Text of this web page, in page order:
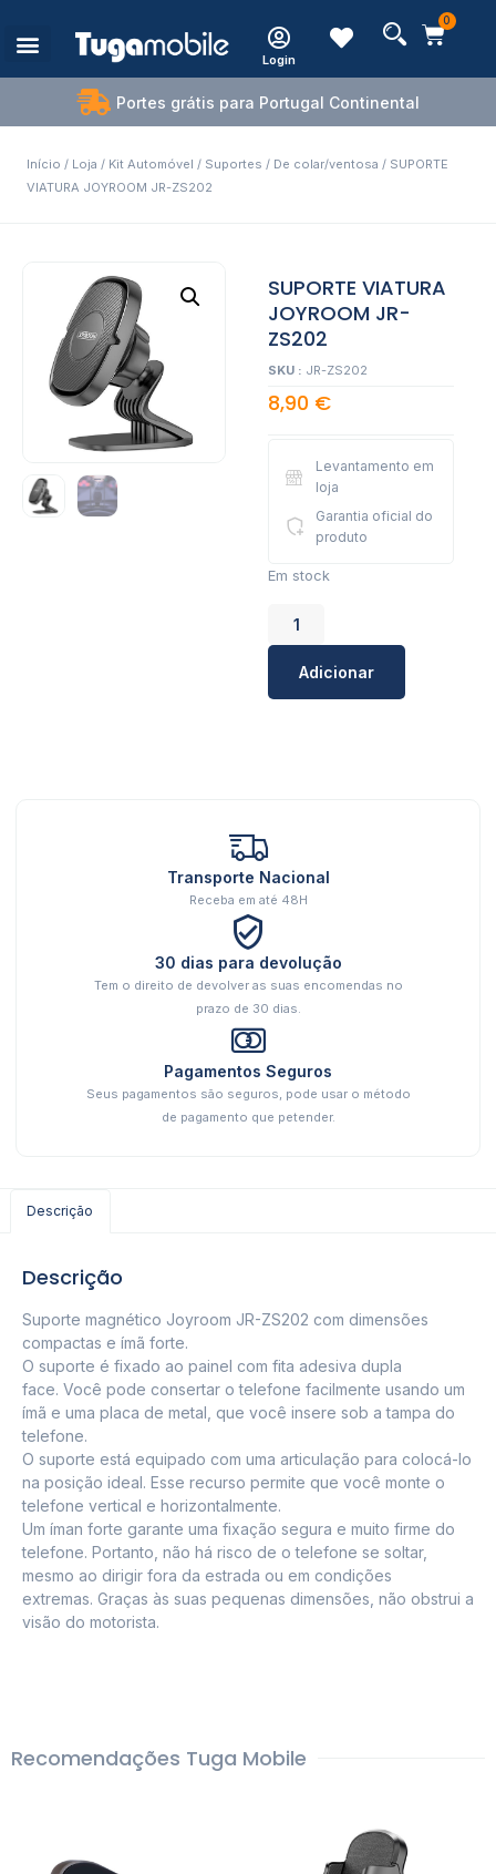
Login
0
Portes grátis para Portugal Continental
Início / Loja / Kit Automóvel / Suportes / De colar/ventosa / SUPORTE
VIATURA JOYROOM JR-ZS202
SUPORTE VIATURA
JOYROOM JR-
ZS202
SKU : JR-ZS202
8,90 €
Levantamento em
loja
Garantia oficial do
produto
Em stock
Adicionar
Transporte Nacional
Receba em até 48H
30 dias para devolução
Tem o direito de devolver as suas encomendas no
prazo de 30 dias.
Pagamentos Seguros
Seus pagamentos são seguros, pode usar o método
de pagamento que petender.
Descrição
Descrição
Suporte magnético Joyroom JR-ZS202 com dimensões
compactas e ímã forte.
O suporte é fixado ao painel com fita adesiva dupla
face. Você pode consertar o telefone facilmente usando um
ímã e uma placa de metal, que você insere sob a tampa do
telefone.
O suporte está equipado com uma articulação para colocá-lo
na posição ideal. Esse recurso permite que você monte o
telefone vertical e horizontalmente.
Um íman forte garante uma fixação segura e muito firme do
telefone. Portanto, não há risco de o telefone se soltar,
mesmo ao dirigir fora da estrada ou em condições
extremas. Graças às suas pequenas dimensões, não obstrui a
visão do motorista.
Recomendações Tuga Mobile